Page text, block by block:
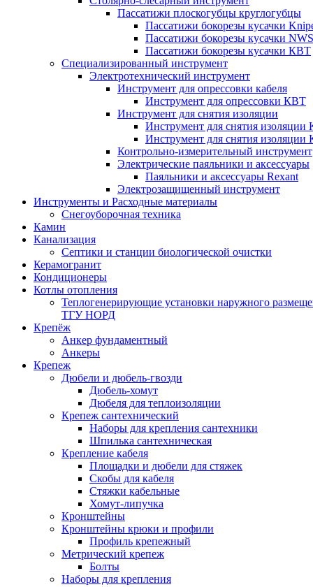
Пассатижи плоскогубцы круглогубцы
Пассатижи бокорезы кусачки
Пассатижи бокорезы кусачки NWS
Пассатижи бокорезы кусачки КВТ
Специализированный инструмент
Электротехнический инструмент
Инструмент для опрессовки кабеля
Инструмент для опрессовки КВТ
Инструмент для снятия изоляции
Инструмент для снятия изоляции
Инструмент для снятия
Контрольно-измерительный инструмент
Электрические паяльники и аксессуары
Паяльники и аксессуары Rexant
Электрозащищенный инструмент
Инструменты и Расходные материалы
Снегоуборочная техника
Камин
Канализация
Септики и станции биологической очистки
Керамогранит
Кондиционеры
Котлы отопления
Теплогенерирующие установки наружного
ТГУ НОРД
Крепёж
Анкер фундаментный
Анкеры
Крепеж
Дюбели и дюбель-гвозди
Дюбель-хомут
Дюбеля для теплоизоляции
Крепеж сантехнический
Наборы для крепления сантехники
Шпилька сантехническая
Крепление кабеля
Площадки и дюбели для стяжек
Скобы для кабеля
Стяжки кабельные
Хомут-липучка
Кронштейны
Кронштейны крюки и профили
Профиль крепежный
Метрический крепеж
Болты
Наборы для крепления